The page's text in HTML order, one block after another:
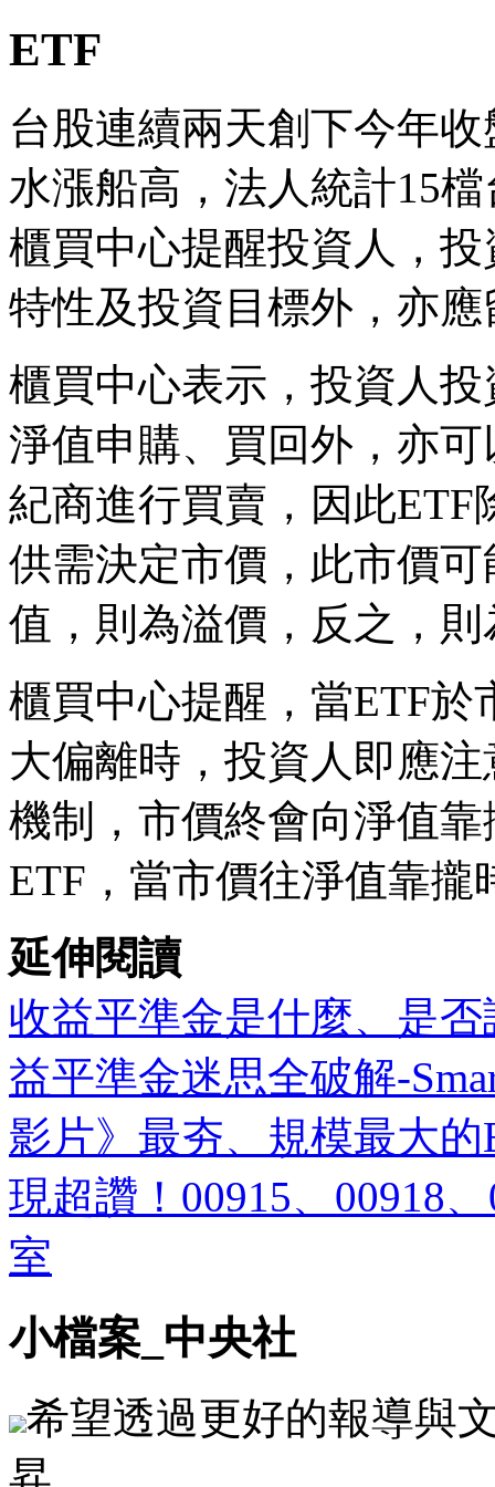
ETF
台股連續兩天創下今年
水漲船高，法人統計15
櫃買中心提醒投資人，
特性及投資目標外，亦
櫃買中心表示，投資人
淨值申購、買回外，亦
紀商進行買賣，因此
供需決定市價，此市價
值，則為溢價，反之，
櫃買中心提醒，當ETF
大偏離時，投資人即應
機制，市價終會向淨值
ETF，當市價往淨值靠
延伸閱讀
收益平準金是什麼、是
益平準金迷思全破解-
影片》最夯、規模最大
現超讚！00915、00918
室
小檔案_中央社
希望透過更好的報導與